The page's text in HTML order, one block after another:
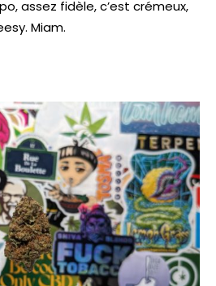
assez fidèle, c’est crémeux,
Miam.